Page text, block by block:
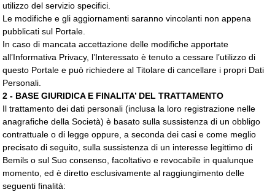
utilizzo del servizio specifici.
Le modifiche e gli aggiornamenti saranno vincolanti non appena
pubblicati sul Portale.
In caso di mancata accettazione delle modifiche apportate
all’Informativa Privacy, l’Interessato è tenuto a cessare l’utilizzo di
questo Portale e può richiedere al Titolare di cancellare i propri Dati
Personali.
2 - BASE GIURIDICA E FINALITA’ DEL TRATTAMENTO
Il trattamento dei dati personali (inclusa la loro registrazione nelle
anagrafiche della Società) è basato sulla sussistenza di un obbligo
contrattuale o di legge oppure, a seconda dei casi e come meglio
precisato di seguito, sulla sussistenza di un interesse legittimo di
Bemils o sul Suo consenso, facoltativo e revocabile in qualunque
momento, ed è diretto esclusivamente al raggiungimento delle
seguenti finalità: